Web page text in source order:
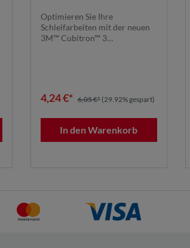
mm, T29 | 7100379507
Optimieren Sie Ihre
Schleifarbeiten mit der neuen
3M™ Cubitron™ 3
4,24 €* 6,05 €* (29.92% gespart)
In den Warenkorb